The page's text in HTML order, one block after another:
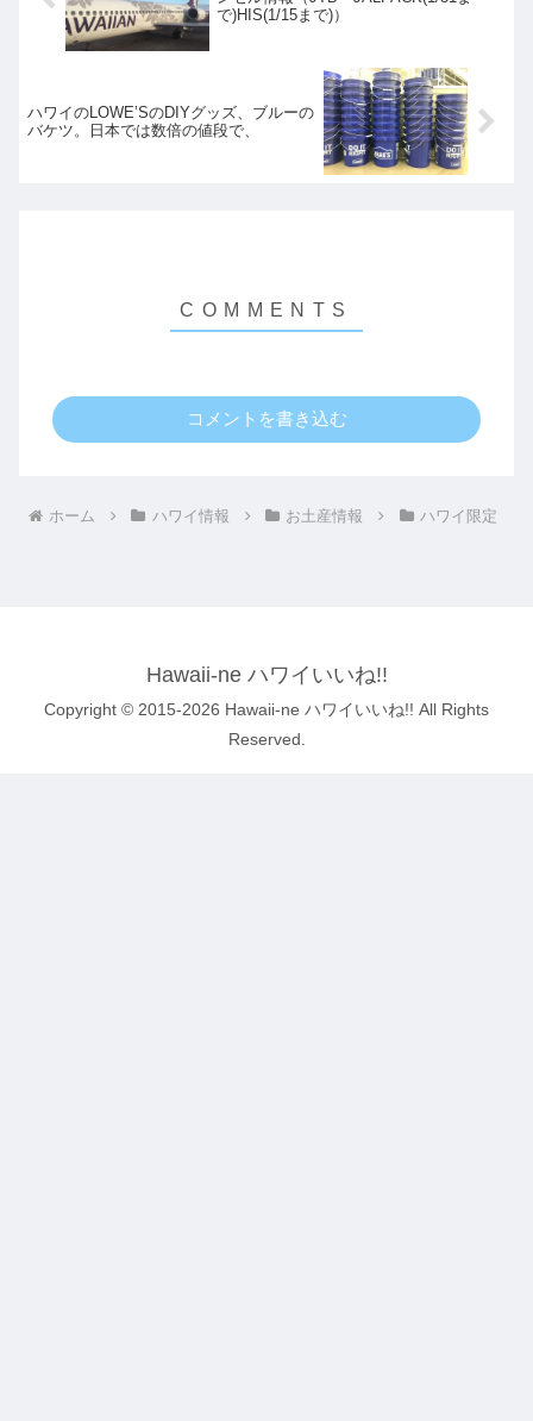
で)HIS(1/15まで)）
ハワイのLOWE’SのDIYグッズ、ブルーの
バケツ。日本では数倍の値段で、
コメントを書き込む
ホーム ハワイ情報 お土産情報 ハワイ限定
Hawaii-ne ハワイいいね!!
Copyright © 2015-2026 Hawaii-ne ハワイいいね!! All Rights
Reserved.